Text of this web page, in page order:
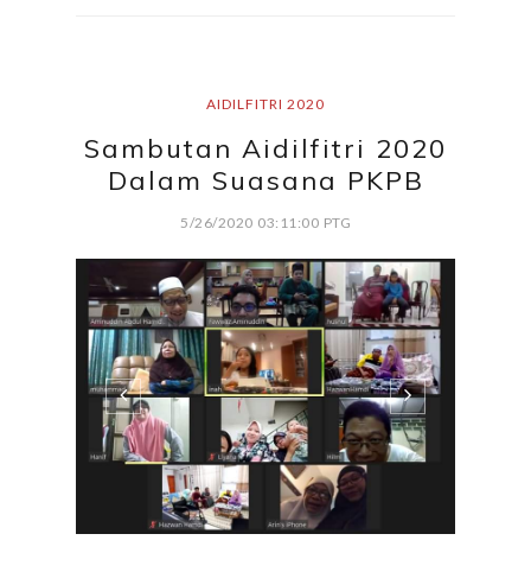
AIDILFITRI 2020
Sambutan Aidilfitri 2020
Dalam Suasana PKPB
5/26/2020 03:11:00 PTG